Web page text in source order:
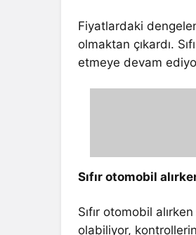
Fiyatlardaki
olmaktan çıkardı.
etmeye devam
Sıfır otomobil
Sıfır otomobil
olabiliyor,